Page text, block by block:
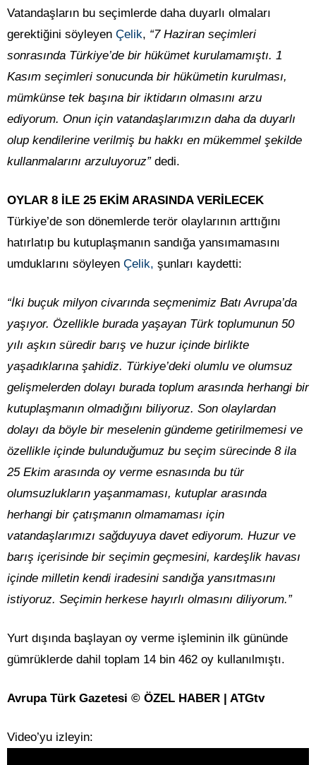
Vatandaşların bu seçimlerde daha duyarlı olmaları
gerektiğini söyleyen Çelik, “7 Haziran seçimleri
sonrasında Türkiye’de bir hükümet kurulamamıştı. 1
Kasım seçimleri sonucunda bir hükümetin kurulması,
mümkünse tek başına bir iktidarın olmasını arzu
ediyorum. Onun için vatandaşlarımızın daha da duyarlı
olup kendilerine verilmiş bu hakkı en mükemmel şekilde
kullanmalarını arzuluyoruz”dedi.
OYLAR 8 İLE 25 EKİM ARASINDA VERİLECEK
Türkiye’de son dönemlerde terör olaylarının arttığını
hatırlatıp bu kutuplaşmanın sandığa yansımamasını
umduklarını söyleyen Çelik, şunları kaydetti:
“İki buçuk milyon civarında seçmenimiz Batı Avrupa’da
yaşıyor. Özellikle burada yaşayan Türk toplumunun 50
yılı aşkın süredir barış ve huzur içinde birlikte
yaşadıklarına şahidiz. Türkiye’deki olumlu ve olumsuz
gelişmelerden dolayı burada toplum arasında herhangi bir
kutuplaşmanın olmadığını biliyoruz. Son olaylardan
dolayı da böyle bir meselenin gündeme getirilmemesi ve
özellikle içinde bulunduğumuz bu seçim sürecinde 8 ila
25 Ekim arasında oy verme esnasında bu tür
olumsuzlukların yaşanmaması, kutuplar arasında
herhangi bir çatışmanın olmamaması için
vatandaşlarımızı sağduyuya davet ediyorum. Huzur ve
barış içerisinde bir seçimin geçmesini, kardeşlik havası
içinde milletin kendi iradesini sandığa yansıtmasını
istiyoruz. Seçimin herkese hayırlı olmasını diliyorum.”
Yurt dışında başlayan oy verme işleminin ilk gününde
gümrüklerde dahil toplam 14 bin 462 oy kullanılmıştı.
Avrupa Türk Gazetesi © ÖZEL HABER | ATGtv
Video’yu izleyin: